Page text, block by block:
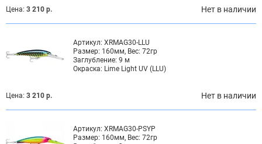
Цена: 3 210 р. Нет в наличии
Артикул: XRMAG30-LLU
Размер: 160мм, Вес: 72гр
Заглубление: 9 м
Окраска: Lime Light UV (LLU)
Цена: 3 210 р. Нет в наличии
Артикул: XRMAG30-PSYP
Размер: 160мм, Вес: 72гр